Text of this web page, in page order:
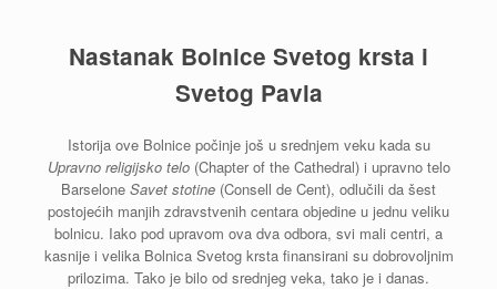
Nastanak Bolnice Svetog krsta i
Svetog Pavla
Istorija ove Bolnice počinje još u srednjem veku kada su
Upravno religijsko telo(Chapter of the Cathedral) i upravno telo
Barselone Savet stotine (Consell de Cent), odlučili da šest
postojećih manjih zdravstvenih centara objedine u jednu veliku
bolnicu. Iako pod upravom ova dva odbora, svi mali centri, a
kasnije i velika Bolnica Svetog krsta finansirani su dobrovoljnim
prilozima. Tako je bilo od srednjeg veka, tako je i danas.